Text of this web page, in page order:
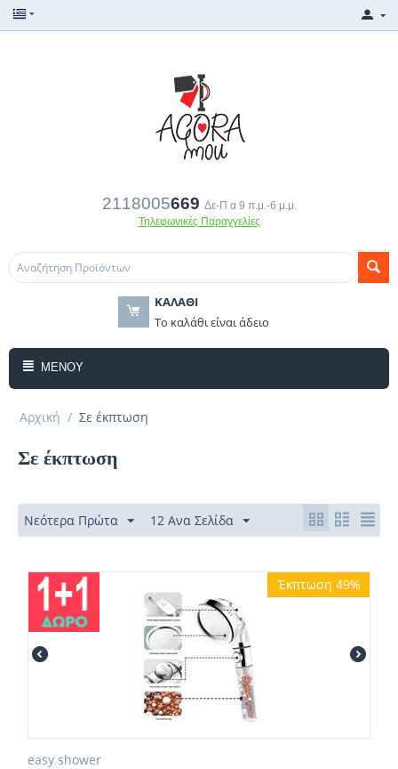
2118005669 Δε-Π α 9 π.μ.-6 μ.μ.
Τηλεφωνικές Παραγγελίες
ΚΑΛΆΘΙ
Το καλάθι είναι άδειο
ΜΕΝΟΎ
Αρχική / Σε έκπτωση
Σε έκπτωση
Νεότερα Πρώτα 12 Ανα Σελίδα
Έκπτωση 49%
easy shower